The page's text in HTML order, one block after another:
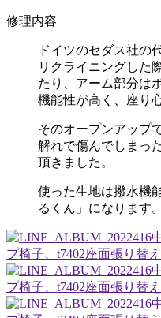
修理内容
ドイツのセダス社の
リクライニングした
たり、アーム部分は
機能性が高く、座り
そのオープンアップ
解れで傷んでしまっ
頂きました。
使った生地は撥水機
るくん」になります。